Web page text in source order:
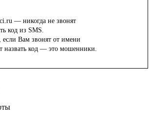
— никогда не звонят
код из SMS.
если Вам звонят от имени
назвать код — это мошенники.